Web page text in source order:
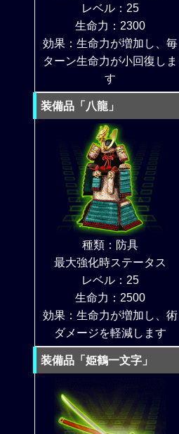
レベル：25
生命力：2300
効果：生命力が増加し、毎
ターン生命力が小回復しま
す
装備品「八龍」
種類：防具
最大強化時ステータス
レベル：25
生命力：2500
効果：生命力が増加し、術
ダメージを軽減します
装備品「姫鶴一文字」